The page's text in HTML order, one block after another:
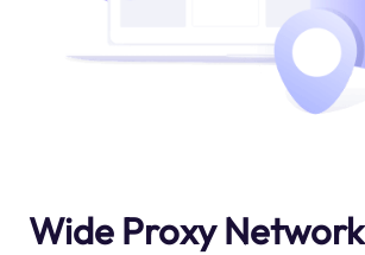
Wide Proxy Network